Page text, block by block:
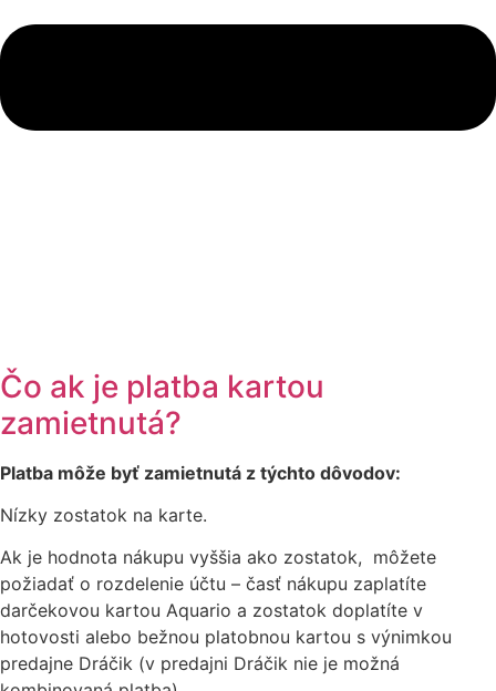
Čo ak je platba kartou
zamietnutá?
Platba môže byť zamietnutá z týchto dôvodov:
Nízky zostatok na karte.
Ak je hodnota nákupu vyššia ako zostatok, môžete
požiadať o rozdelenie účtu – časť nákupu zaplatíte
darčekovou kartou Aquario a zostatok doplatíte v
hotovosti alebo bežnou platobnou kartou s výnimkou
predajne Dráčik (v predajni Dráčik nie je možná